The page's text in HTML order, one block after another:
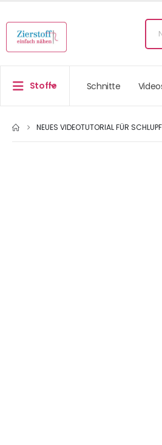
Stoffe Schnitte
NEUES VIDEOTUTORIAL FÜR